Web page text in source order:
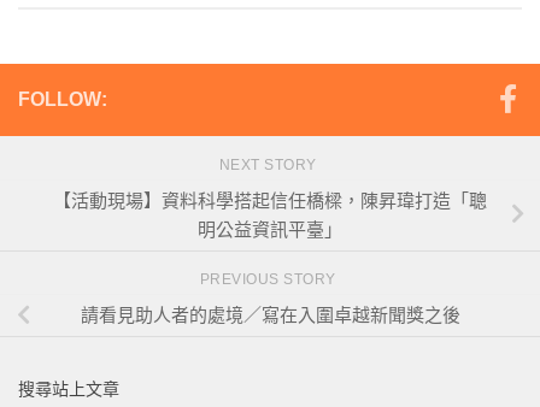
FOLLOW:
NEXT STORY
【活動現場】資料科學搭起信任橋樑，陳昇瑋打造「聰
明公益資訊平臺」
PREVIOUS STORY
請看見助人者的處境／寫在入圍卓越新聞獎之後
搜尋站上文章